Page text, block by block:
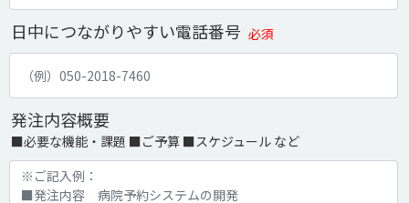
日中につながりやすい電話番号 必須
発注内容概要
■必要な機能・課題 ■ご予算 ■スケジュール など